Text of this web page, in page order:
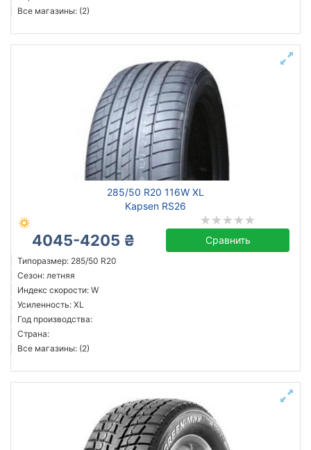
Все магазины: (2)
285/50 R20 116W XL
Kapsen RS26
4045-4205 ₴ Сравнить
Типоразмер: 285/50 R20
Сезон: летняя
Индекс скорости: W
Усиленность: XL
Год производства:
Страна:
Все магазины: (2)